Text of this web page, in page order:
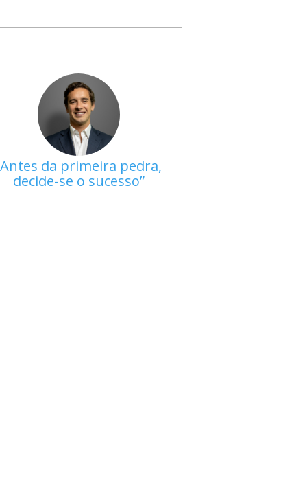
Antes da primeira pedra,
decide-se o sucesso